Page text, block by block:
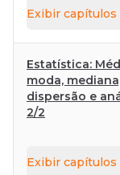
Exibir capítulos
Estatística:
moda,
dispersão e
2/2
Exibir capítulos